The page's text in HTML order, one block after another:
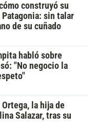
construyó su
sin talar
de su cuñado
habló sobre
"No negocio la
la hija de
Salazar, tras su